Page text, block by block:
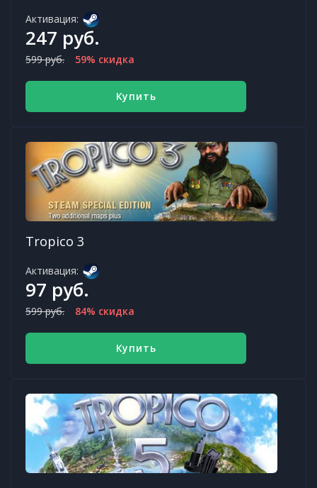
Активация:
247 руб.
599 руб. 59% скидка
Купить
Tropico 3
Активация:
97 руб.
599 руб. 84% скидка
Купить